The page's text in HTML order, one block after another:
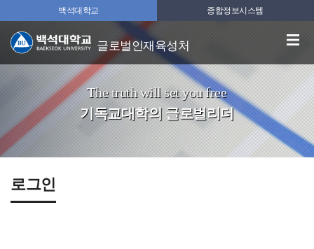
백석대학교 종합정보시스템
글로벌인재육성처
The truth will set you free
기독교대학의 글로벌리더
로그인